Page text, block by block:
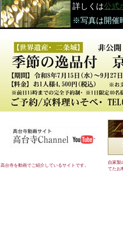
詳しくは公式
※写真は開催
高台寺を動画でご紹介しているサイトです。
自家製
てたお